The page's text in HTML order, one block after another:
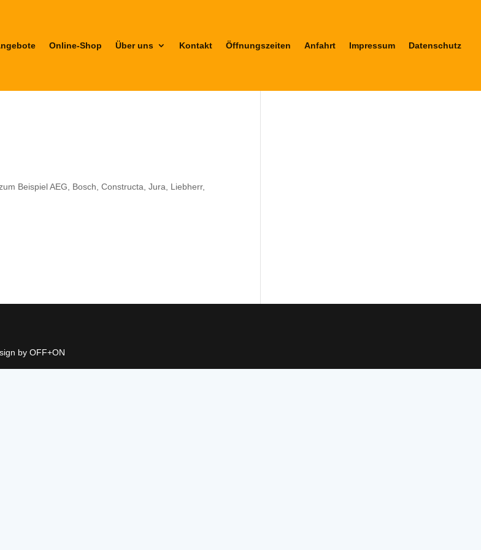
Online-Shop Über uns Kontakt Öffnungszeiten Anfahrt Impressum Datenschutz
Beispiel AEG, Bosch, Constructa, Jura, Liebherr,
by OFF+ON